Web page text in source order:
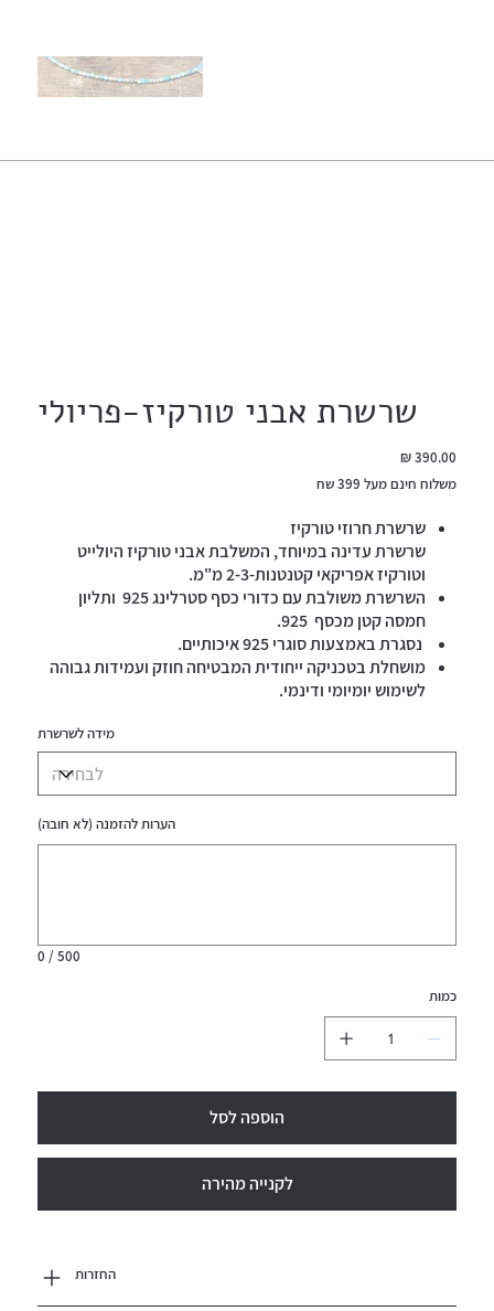
שרשרת אבני טורקיז-פריולי
מחיר
משלוח חינם מעל 399 שח
שרשרת חרוזי טורקיז
שרשרת עדינה במיוחד, המשלבת אבני טורקיז היולייט
וטורקיז אפריקאי קטנטנות-2-3 מ"מ.
השרשרת משולבת עם כדורי כסף סטרלינג 925 ותליון
חמסה קטן מכסף 925.
נסגרת באמצעות סוגרי 925 איכותיים.
מושחלת בטכניקה ייחודית המבטיחה חוזק ועמידות גבוהה
לשימוש יומיומי ודינמי.
השרשרת עמידה במים
מידה לשרשרת
הערות להזמנה (לא חובה)
0 / 500
כמות
הוספה לסל
לקנייה מהירה
החזרות